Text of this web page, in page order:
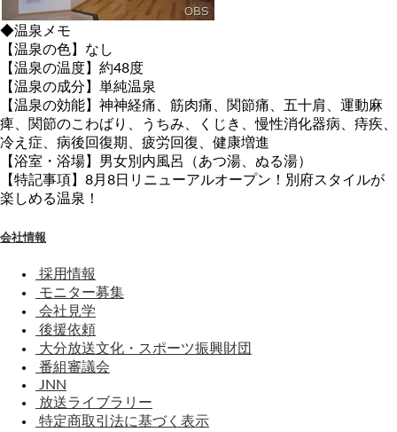
◆温泉メモ
【温泉の色】なし
【温泉の温度】約48度
【温泉の成分】単純温泉
【温泉の効能】神神経痛、筋肉痛、関節痛、五十肩、運動麻
痺、関節のこわばり、うちみ、くじき、慢性消化器病、痔疾、
冷え症、病後回復期、疲労回復、健康増進
【浴室・浴場】男女別内風呂（あつ湯、ぬる湯）
【特記事項】8月8日リニューアルオープン！別府スタイルが
楽しめる温泉！
会社情報
採用情報
モニター募集
会社見学
後援依頼
大分放送文化・スポーツ振興財団
番組審議会
JNN
放送ライブラリー
特定商取引法に基づく表示